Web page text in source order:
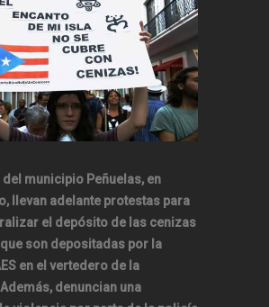
del municipio Peñuelas, en
llevan adelante protestas para
el depósito de las cenizas
son depositadas por la
en el vertedero de la
denuncian una